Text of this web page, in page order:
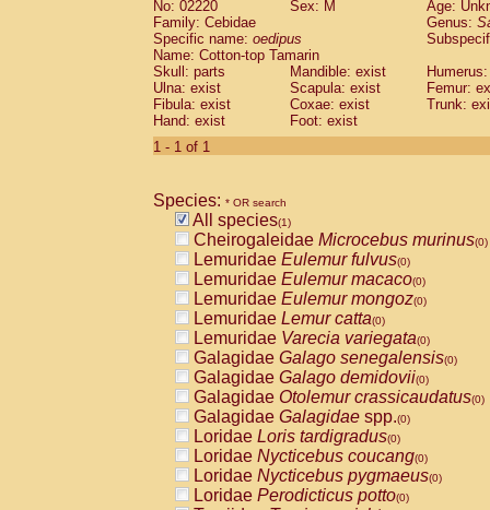
Cebidae Saguinus leucopus (0)
Cebidae
CebidaeSaguinus mystax
Cebidae Saguinus nigricollis (0)
Cebidae Saguinus oedipus
Cebidae Saguinus weddelli
Cebidae Saguinusspp.
Cebidae
CebidaeCebus capucinus
CebidaeCebus nigrivittatus
CebidaeCebus spp.(0)
CebidaeSaimiri boliviensis(0)
CebidaeSaimiri sciureus(0)
AtelidaeAlouatta caraya(0)
AtelidaeAlouatta fusca(0)
AtelidaeAlouatta seniculus(0)
AtelidaeAlouattaspp.(0)
AtelidaeAteles belzebuth(0)
AtelidaeAteles geoffroyi(0)
AtelidaeAteles paniscus(0)
AtelidaeAtelesspp.(0)
AtelidaeLagothrix lagothricha(0)
AtelidaeLagothrix lagothricha cana
PitheciidaeCacajao calvus
No: 02220
Sex: M
Age:
Family: Cebidae
Genus:
Specific name: oedipus
Name: Cotton-top Tamarin
Skull: parts
Mandible: exist
Ulna: exist
Scapula: exist
Femur:
Fibula: exist
Coxae: exist
Trunk:
Hand: exist
Foot: exist
1 - 1 of 1
Species: * OR search
All species(1)
Cheirogaleidae Microcebus murinus(0)
Lemuridae Eulemur fulvus(0)
Lemuridae Eulemur macaco(0)
Lemuridae Eulemur mongoz(0)
Lemuridae Lemur catta(0)
Lemuridae Varecia variegata(0)
Galagidae Galago senegalensis(0)
Galagidae Galago demidovii(0)
Galagidae Otolemur crassicaudatus(0)
Galagidae Galagidae spp.(0)
Loridae Loris tardigradus(0)
Loridae Nycticebus coucang(0)
Loridae Nycticebus pygmaeus(0)
Loridae Perodicticus potto(0)